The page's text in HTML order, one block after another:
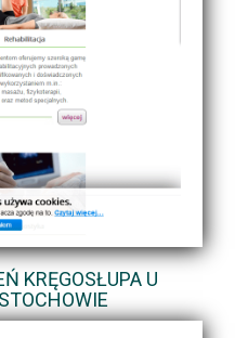
KRĘGOSŁUPA U